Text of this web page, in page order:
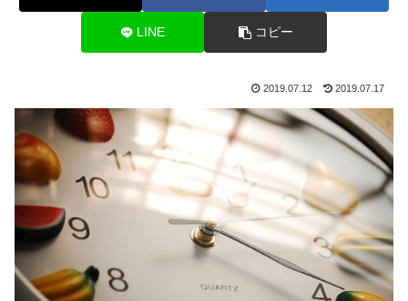
LINE コピー
2019.07.12 2019.07.17